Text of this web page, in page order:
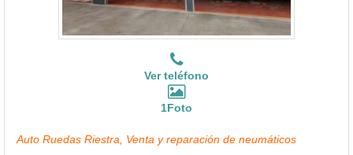
Ver teléfono
1Foto
Auto Ruedas Riestra, Venta y reparación de neumáticos